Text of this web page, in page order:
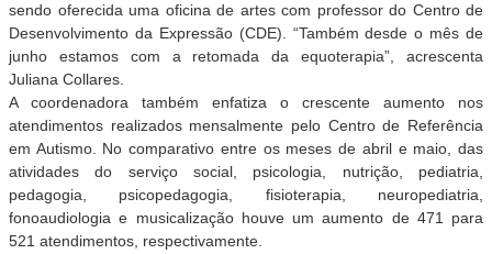
sendo oferecida uma oficina de artes com professor do Centro de
Desenvolvimento da Expressão (CDE). “Também desde o mês de
junho estamos com a retomada da equoterapia”, acrescenta
Juliana Collares.
A coordenadora também enfatiza o crescente aumento nos
atendimentos realizados mensalmente pelo Centro de Referência
em Autismo. No comparativo entre os meses de abril e maio, das
atividades do serviço social, psicologia, nutrição, pediatria,
pedagogia, psicopedagogia, fisioterapia, neuropediatria,
fonoaudiologia e musicalização houve um aumento de 471 para
521 atendimentos, respectivamente.